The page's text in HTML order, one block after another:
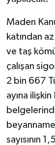
Maden
katından
ve taş
çalışan
2 bin 667
ayına
sayısının